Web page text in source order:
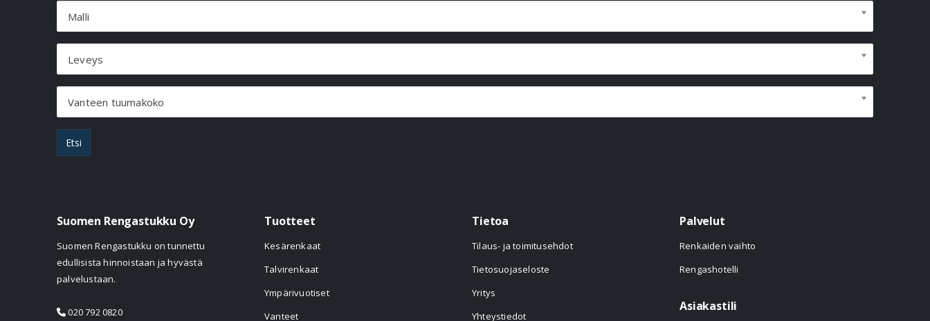
Malli
Leveys
Vanteen tuumakoko
Etsi
Suomen Rengastukku Oy
Suomen Rengastukku on tunnettu
edullisista hinnoistaan ja hyvästä
palvelustaan.
020 792 0820
Tuotteet
Kesärenkaat
Talvirenkaat
Ympärivuotiset
Vanteet
Tietoa
Tilaus- ja toimitusehdot
Tietosuojaseloste
Yritys
Yhteystiedot
Palvelut
Renkaiden vaihto
Rengashotelli
Asiakastili